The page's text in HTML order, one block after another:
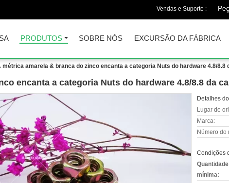
Vendas e Suporte :
PRODUTOS SOBRE NÓS EXCURSÃO DA FÁBRICA
métrica amarela & branca do zinco encanta a categoria Nuts do hardware 4.8/8.8
encanta a categoria Nuts do hardware 4.8/8.8 da
Detalhes
Lugar de
Marca:
Número do
Condições
mínima: